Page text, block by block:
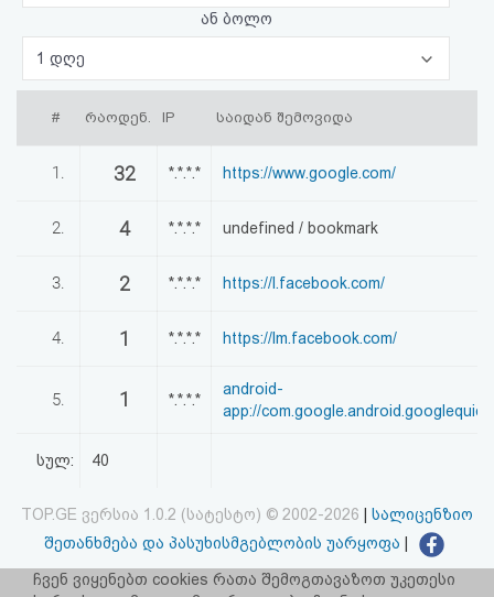
პაროლის
აღდგენა
HTML
კოდი
სალიცენზიო
პასუხისმგებლობის
ან ბოლო
1 დღე
# რაოდენ. IP საიდან შემოვიდა
1. 32 *.*.*.* https://www.google.com/
2. 4 *.*.*.* undefined / bookmark
3. 2 *.*.*.* https://l.facebook.com/
4. 1 *.*.*.* https://lm.facebook.com/
5. 1 *.*.*.*
android-
app://
სულ: 40
TOP.GE ვერსია 1.0.2 (სატესტო) © 2002-2026
სალიცენზიო
შეთანხმება და პასუხისმგებლობის უარყოფა
facebook.com/TOP.GE
ჩვენ ვიყენებთ cookies რათა შემოგთავაზოთ უკეთესი